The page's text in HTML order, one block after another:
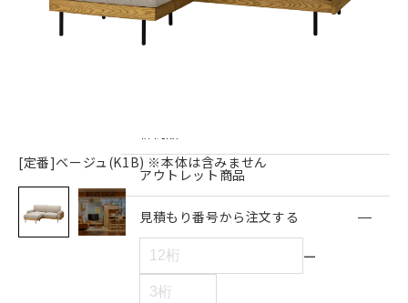
インテリア雑貨・その他
アウトレット商品
見積もり番号から注文する
ー
[定番]ベージュ(K1B) ※本体は含みません